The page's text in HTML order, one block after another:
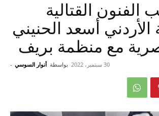
الفنون القتالية
الأردني أسعد الحنيني
مع منظمة بريف
بواسطة أنوار السوسي - 30 سبتمبر، 2022